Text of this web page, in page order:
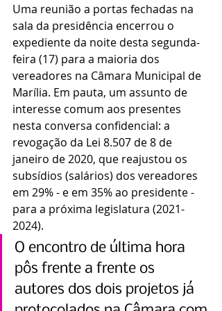
Uma reunião a portas fechadas na
sala da presidência encerrou o
expediente da noite desta segunda-
feira (17) para a maioria dos
vereadores na Câmara Municipal de
Marília. Em pauta, um assunto de
interesse comum aos presentes
nesta conversa confidencial: a
revogação da Lei 8.507 de 8 de
janeiro de 2020, que reajustou os
subsídios (salários) dos vereadores
em 29% - e em 35% ao presidente -
para a próxima legislatura (2021-
2024).
O encontro de última hora
pôs frente a frente os
autores dos dois projetos já